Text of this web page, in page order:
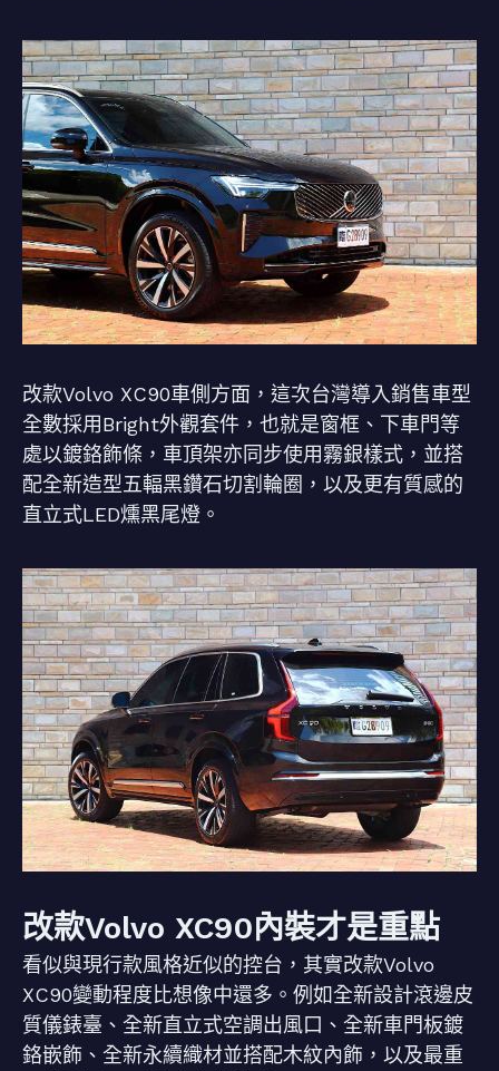
改款Volvo XC90車側方面，這次台灣導入銷售車型
全數採用Bright外觀套件，也就是窗框、下車門等
處以鍍鉻飾條，車頂架亦同步使用霧銀樣式，並搭
配全新造型五輻黑鑽石切割輪圈，以及更有質感的
直立式LED燻黑尾燈。
改款Volvo XC90內裝才是重點
看似與現行款風格近似的控台，其實改款Volvo
XC90變動程度比想像中還多。例如全新設計滾邊皮
質儀錶臺、全新直立式空調出風口、全新車門板鍍
鉻嵌飾、全新永續織材並搭配木紋內飾，以及最重